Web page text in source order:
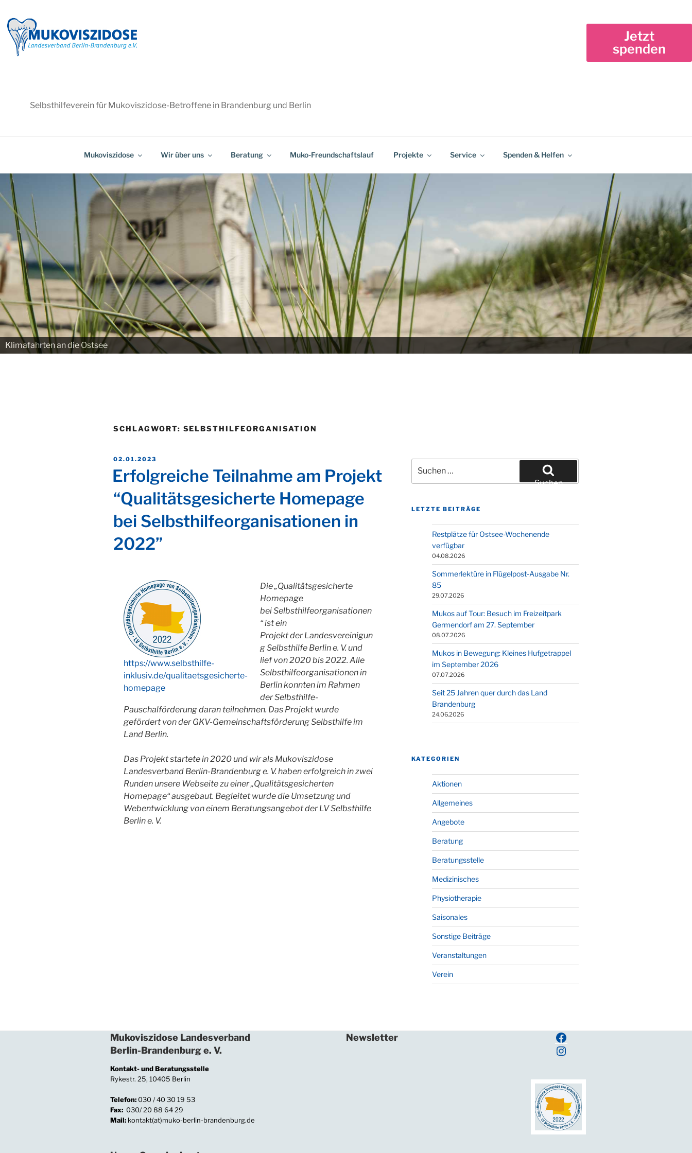
Inhalt
springen
Jetzt
spenden
Selbsthilfeverein für Mukoviszidose-Betroffene in Brandenburg und Berlin
Mukoviszidose Wir über uns Beratung Muko-Freundschaftslauf Projekte Service Spenden & Helfen
Klimafahrten an die Ostsee
SCHLAGWORT: SELBSTHILFEORGANISATION
VERÖFFENTLICHT
02.01.2023
Erfolgreiche Teilnahme am Projekt
“Qualitätsgesicherte Homepage
bei Selbsthilfeorganisationen in
2022”
https://www.selbsthilfe-
inklusiv.de/qualitaetsgesicherte-
homepage
Die „Qualitätsgesicherte
Homepage
bei Selbsthilfeorganisationen
“ ist ein
Projekt der Landesvereinigun
g Selbsthilfe Berlin e. V. und
lief von 2020 bis 2022. Alle
Selbsthilfeorganisationen in
Berlin konnten im Rahmen
der Selbsthilfe-
Pauschalförderung daran teilnehmen. Das Projekt wurde
gefördert von der GKV-Gemeinschaftsförderung Selbsthilfe im
Land Berlin.
Das Projekt startete in 2020 und wir als Mukoviszidose
Landesverband Berlin-Brandenburg e. V. haben erfolgreich in zwei
Runden unsere Webseite zu einer „Qualitätsgesicherten
Homepage“ ausgebaut. Begleitet wurde die Umsetzung und
Webentwicklung von einem Beratungsangebot der LV Selbsthilfe
Berlin e. V.
nach:
Suchen
LETZTE BEITRÄGE
Restplätze für Ostsee-Wochenende
verfügbar
04.08.2026
Sommerlektüre in Flügelpost-Ausgabe Nr.
85
29.07.2026
Mukos auf Tour: Besuch im Freizeitpark
Germendorf am 27. September
08.07.2026
Mukos in Bewegung: Kleines Hufgetrappel
im September 2026
07.07.2026
Seit 25 Jahren quer durch das Land
Brandenburg
24.06.2026
KATEGORIEN
Aktionen
Allgemeines
Angebote
Beratung
Beratungsstelle
Medizinisches
Physiotherapie
Saisonales
Sonstige Beiträge
Veranstaltungen
Verein
Mukoviszidose Landesverband
Berlin-Brandenburg e. V.
Kontakt- und Beratungsstelle
Rykestr. 25, 10405 Berlin
Telefon:030 / 40 30 19 53
Fax: 030/ 20 88 64 29
Mail: kontakt(at)muko-berlin-brandenburg.de
Newsletter
Facebook
Instagram